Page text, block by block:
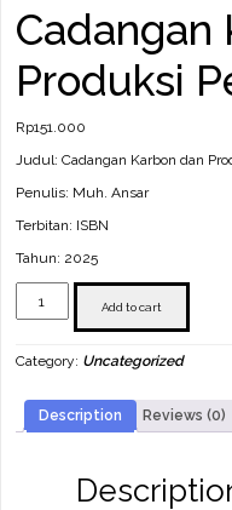
Cadangan
Produksi
Rp151.000
Judul: Cadangan Karbon dan
Penulis: Muh. Ansar
Terbitan: ISBN
Tahun: 2025
Cadangan
Karbon
Pertanian
Add to cart
Category: Uncategorized
Description Reviews (0)